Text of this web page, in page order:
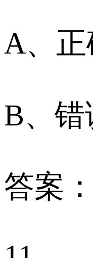
A、正
B、错
答案